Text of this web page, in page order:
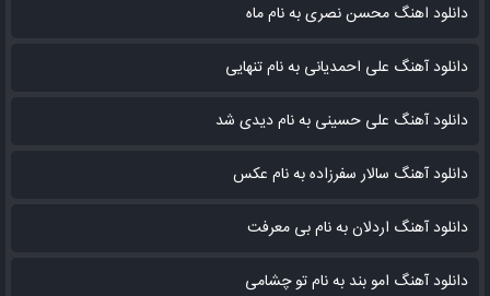
دانلود اهنگ محسن نصری به نام‌ ماه
دانلود آهنگ علی احمدیانی به نام تنهایی
دانلود آهنگ علی حسینی به نام دیدی شد
دانلود آهنگ سالار سفرزاده به نام عکس
دانلود آهنگ اردلان به نام بی معرفت
دانلود آهنگ امو بند به نام تو چشامی